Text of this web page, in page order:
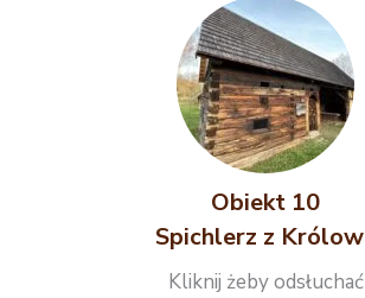
Obiekt 10
Spichlerz z
Kliknij żeby odsłuchać